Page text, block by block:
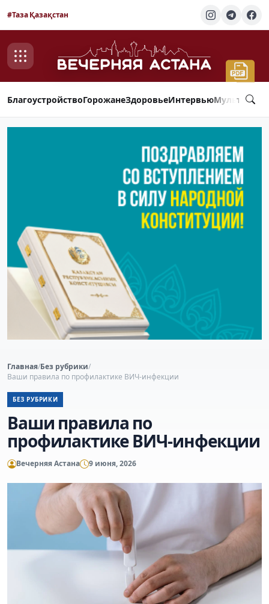
#Таза Қазақстан
БлагоустройствоГорожанеЗдоровьеИнтервью
Главная/Без рубрики/
Ваши правила по профилактике ВИЧ-инфекции
БЕЗ РУБРИКИ
Ваши правила по
профилактике ВИЧ-инфекции
Вечерняя Астана 9 июня, 2026